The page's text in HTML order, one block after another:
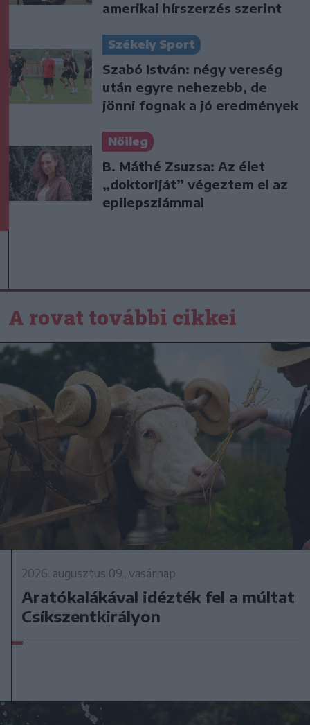
amerikai hírszerzés szerint
Székely Sport
Szabó István: négy vereség
után egyre nehezebb, de
jönni fognak a jó eredmények
Nőileg
B. Máthé Zsuzsa: Az élet
„doktoriját” végeztem el az
epilepsziámmal
A rovat további cikkei
2026. augusztus 09., vasárnap
Aratókalákával idézték fel a múltat
Csíkszentkirályon